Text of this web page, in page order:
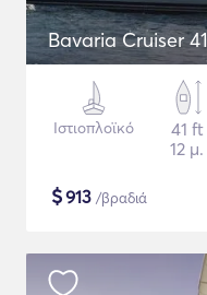
Bavaria Cruiser 41
Ιστιοπλοϊκό
41 ft
12 μ.
$913 /βραδιά